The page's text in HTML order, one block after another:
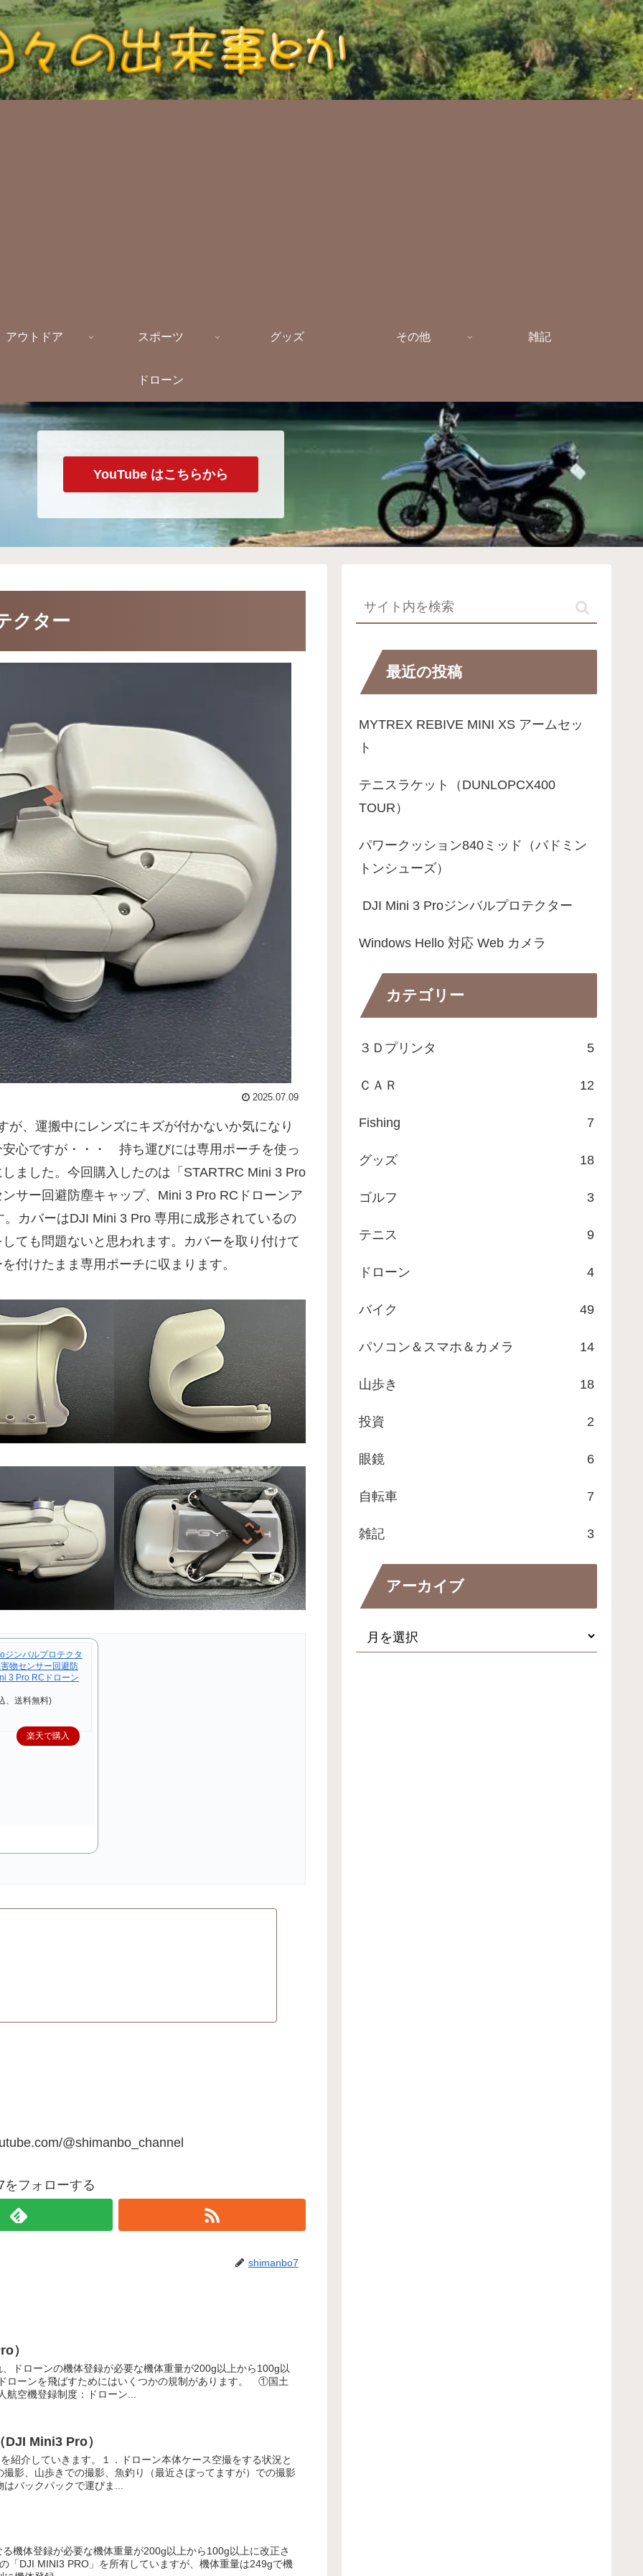
アウトドア スポーツ グッズ その他 雑記
ドローン
YouTube はこちらから
クター
2025.07.09
、運搬中にレンズにキズが付かないか気になり
心ですが・・・ 持ち運びには専用ポーチを使っ
ました。今回購入したのは「STARTRC Mini 3 Pro
サー回避防塵キャップ、Mini 3 Pro RCドローンア
カバーはDJI Mini 3 Pro 専用に成形されているの
ても問題ないと思われます。カバーを取り付けて
付けたまま専用ポーチに収まります。
ジンバルプロテクタ
物センサー回避防
3 Pro RCドローン
、送料無料)
楽天で購入
@shimanbo_channel
をフォローする
shimanbo7
）
ドローンの機体登録が必要な機体重量が200g以上から100g以
ローンを飛ばすためにはいくつかの規制があります。 ①国土
空機登録制度：ドローン...
Mini3 Pro）
紹介していきます。１．ドローン本体ケース空撮をする状況と
影、山歩きでの撮影、魚釣り（最近さぼってますが）での撮影
バックパックで運びま...
機体登録が必要な機体重量が200g以上から100g以上に改正さ
「DJI MINI3 PRO」を所有していますが、機体重量は249gで機
最近の投稿
MYTREX REBIVE MINI XS アームセッ
ト
テニスラケット（DUNLOPCX400
TOUR）
パワークッション840ミッド（バドミン
トンシューズ）
DJI Mini 3 Proジンバルプロテクター
Windows Hello 対応 Web カメラ
カテゴリー
３Ｄプリンタ 5
ＣＡＲ 12
Fishing 7
グッズ 18
ゴルフ 3
テニス 9
ドローン 4
バイク 49
パソコン＆スマホ＆カメラ 14
山歩き 18
投資 2
眼鏡 6
自転車 7
雑記 3
アーカイブ